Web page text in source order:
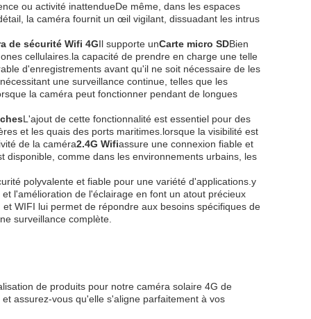
ou activité inattendueDe même, dans les espaces
la caméra fournit un œil vigilant, dissuadant les intrus
de sécurité Wifi 4GIl supporte unCarte micro SDBien
cellulaires.la capacité de prendre en charge une telle
d'enregistrements avant qu'il ne soit nécessaire de les
une surveillance continue, telles que les
la caméra peut fonctionner pendant de longues
L'ajout de cette fonctionnalité est essentiel pour des
et les quais des ports maritimes.lorsque la visibilité est
de la caméra2.4G Wifiassure une connexion fiable et
comme dans les environnements urbains, les
polyvalente et fiable pour une variété d'applications.y
l'amélioration de l'éclairage en font un atout précieux
WIFI lui permet de répondre aux besoins spécifiques de
surveillance complète.
de produits pour notre caméra solaire 4G de
assurez-vous qu'elle s'aligne parfaitement à vos